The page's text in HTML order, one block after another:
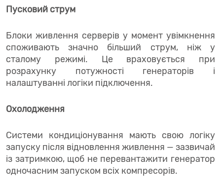
Пусковий струм
Блоки живлення серверів у момент увімкнення
споживають значно більший струм, ніж у
сталому режимі. Це враховується при
розрахунку потужності генераторів і
налаштуванні логіки підключення.
Охолодження
Системи кондиціонування мають свою логіку
запуску після відновлення живлення — зазвичай
із затримкою, щоб не перевантажити генератор
одночасним запуском всіх компресорів.